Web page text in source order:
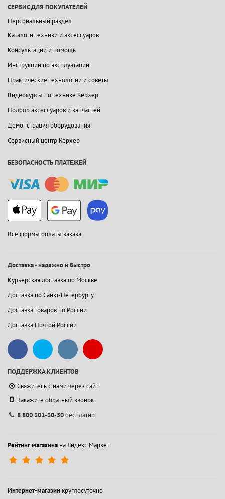
СЕРВИС ДЛЯ ПОКУПАТЕЛЕЙ
Персональный раздел
Каталоги техники и аксессуаров
Консультации и помощь
Инструкции по эксплуатации
Практические технологии и советы
Видеокурсы по технике Керхер
Подбор аксессуаров и запчастей
Демонстрация оборудования
Сервисный центр Керхер
БЕЗОПАСНОСТЬ ПЛАТЕЖЕЙ
Все формы оплаты заказа
Доставка - надежно и быстро
Курьерская доставка по Москве
Доставка по Санкт-Петербургу
Доставка товаров по России
Доставка Почтой России
ПОДДЕРЖКА КЛИЕНТОВ
Свяжитесь с нами через сайт
Закажите обратный звонок
8 800 301-30-50бесплатно
Рейтинг магазина на Яндекс.Маркет
Интернет-магазин круглосуточно